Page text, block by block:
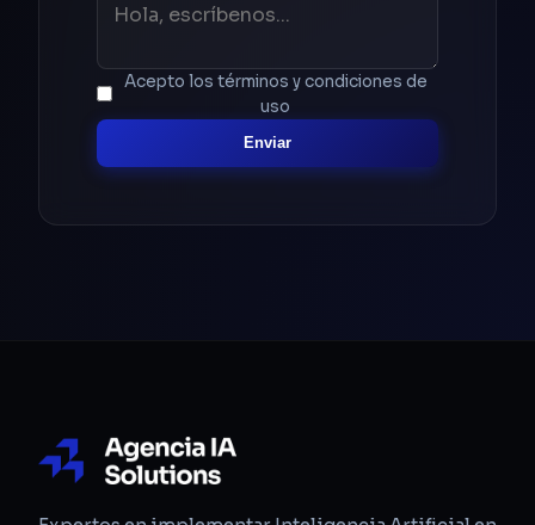
Acepto los términos y condiciones de
uso
Enviar